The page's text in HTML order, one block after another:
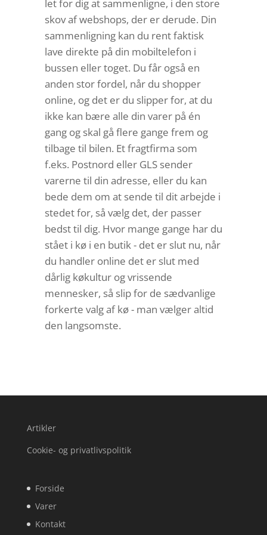
let for dig at sammenligne, i den store
skov af webshops, der er derude. Din
sammenligning kan du rent faktisk
lave direkte på din mobiltelefon i
bussen eller toget. Du får også en
anden stor fordel, når du shopper
online, og det er du slipper for, at du
ikke kan bære alle din varer på én
gang og skal gå flere gange frem og
tilbage til bilen. Et fragtfirma som
f.eks. Postnord eller GLS sender
varerne til din adresse, eller du kan
bede dem om at sende til dit arbejde i
stedet for, så vælg det, der passer
bedst til dig. Hvor mange gange har du
stået i kø i en butik - det er slut nu, når
du handler online det er slut med
dårlig køkultur og vrissende
mennesker, så slip for de sædvanlige
forkerte valg af kø - man vælger altid
den langsomste.
Artikler
Cookie- og privatlivspolitik
Forside
Varer
Kontakt